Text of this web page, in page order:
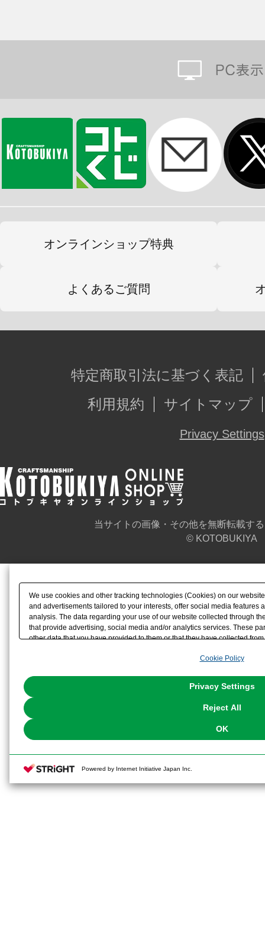
オンラインショップ特典
よくあるご質問
特定商取引法に基づく表記
利用規約
サイトマップ
Privacy Settings
当サイトの画像・その他を無断転載す
© KOTOBUKIYA
We use cookies and other tracking technologies (Cookies) on our
and advertisements tailored to your interests, offer social media features
analysis. The data regarding your use of our website collected through
that provide advertising, social media and/or analytics services. These
other data that you have provided to them or that they have collected
the use of all Cookies except for Strictly Necessary Cookies, please
Cookie Policy
Privacy Settings
Reject All
OK
Powered by Internet Initiative Japan Inc.